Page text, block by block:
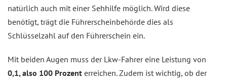
natürlich auch mit einer Sehhilfe möglich. Wird diese
benötigt, trägt die Führerscheinbehörde dies als
Schlüsselzahl auf den Führerschein ein.
Mit beiden Augen muss der Lkw-Fahrer eine Leistung von
0,1, also 100 Prozent erreichen. Zudem ist wichtig, ob der